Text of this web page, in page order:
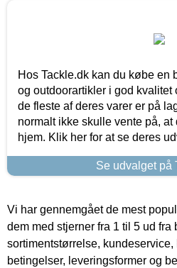
Hos Tackle.dk kan du købe en
og outdoorartikler i god kvalitet
de fleste af deres varer er på
normalt ikke skulle vente på,
hjem. Klik her for at se deres
Se udvalget på
Vi har gennemgået de mest
dem med stjerner fra 1 til 5 ud fra
sortimentstørrelse,
betingelser, leveringsformer og